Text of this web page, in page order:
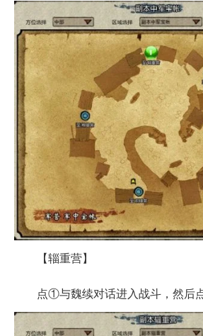
【辎重营】
点①与魏续对话进入战斗，然